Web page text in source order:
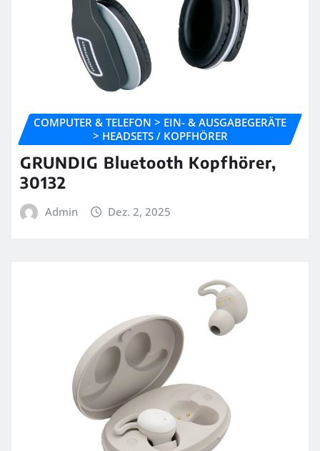
COMPUTER & TELEFON > EIN- & AUSGABEGERÄTE
> HEADSETS / KOPFHÖRER
GRUNDIG Bluetooth Kopfhörer,
30132
Admin Dez. 2, 2025